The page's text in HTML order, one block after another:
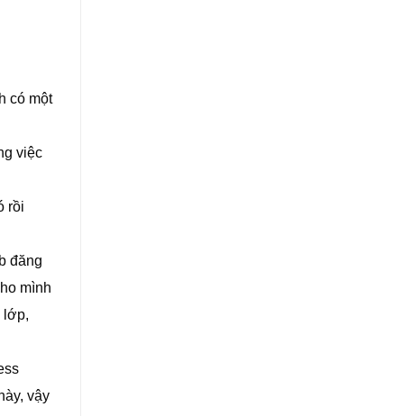
có một
việc
rồi
đăng
mình
lớp,
vậy